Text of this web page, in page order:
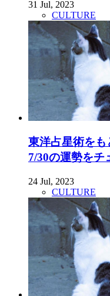
31 Jul, 2023
CULTURE
東洋占星術をも
7/30の運勢をチ
24 Jul, 2023
CULTURE